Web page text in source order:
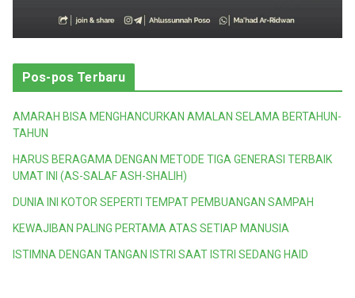
Pos-pos Terbaru
AMARAH BISA MENGHANCURKAN AMALAN SELAMA BERTAHUN-
TAHUN
HARUS BERAGAMA DENGAN METODE TIGA GENERASI TERBAIK
UMAT INI (AS-SALAF ASH-SHALIH)
DUNIA INI KOTOR SEPERTI TEMPAT PEMBUANGAN SAMPAH
KEWAJIBAN PALING PERTAMA ATAS SETIAP MANUSIA
ISTIMNA DENGAN TANGAN ISTRI SAAT ISTRI SEDANG HAID